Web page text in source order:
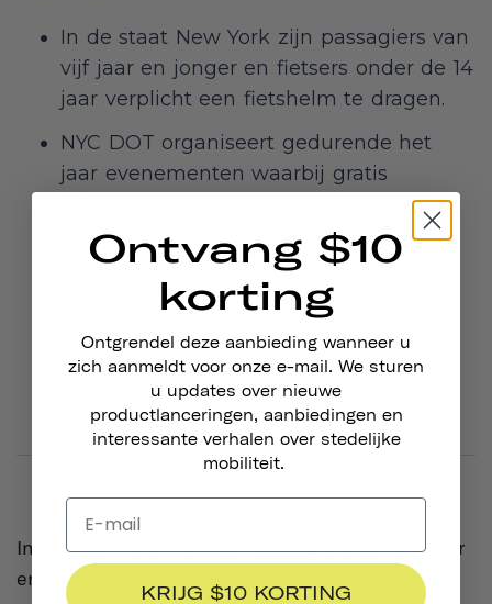
In de staat New York zijn passagiers van
vijf jaar en jonger en fietsers onder de 14
jaar verplicht een fietshelm te dragen.
NYC DOT organiseert gedurende het
jaar evenementen waarbij gratis
uitgedeeld.
Volwassenen die fietsen voor hun werk
zijn ook verplicht een helm te dragen.
Wettelijk gezien mogen volwassenen
fietsen zonder helm te dragen.
In de staat New York zijn passagiers van vijf jaar
en jonger en fietsers onder de 14 jaar verplicht
Ontvang $10
korting
Ontgrendel deze aanbieding wanneer u
zich aanmeldt voor onze e-mail. We sturen
u updates over nieuwe
productlanceringen, aanbiedingen en
interessante verhalen over stedelijke
mobiliteit.
KRIJG $10 KORTING